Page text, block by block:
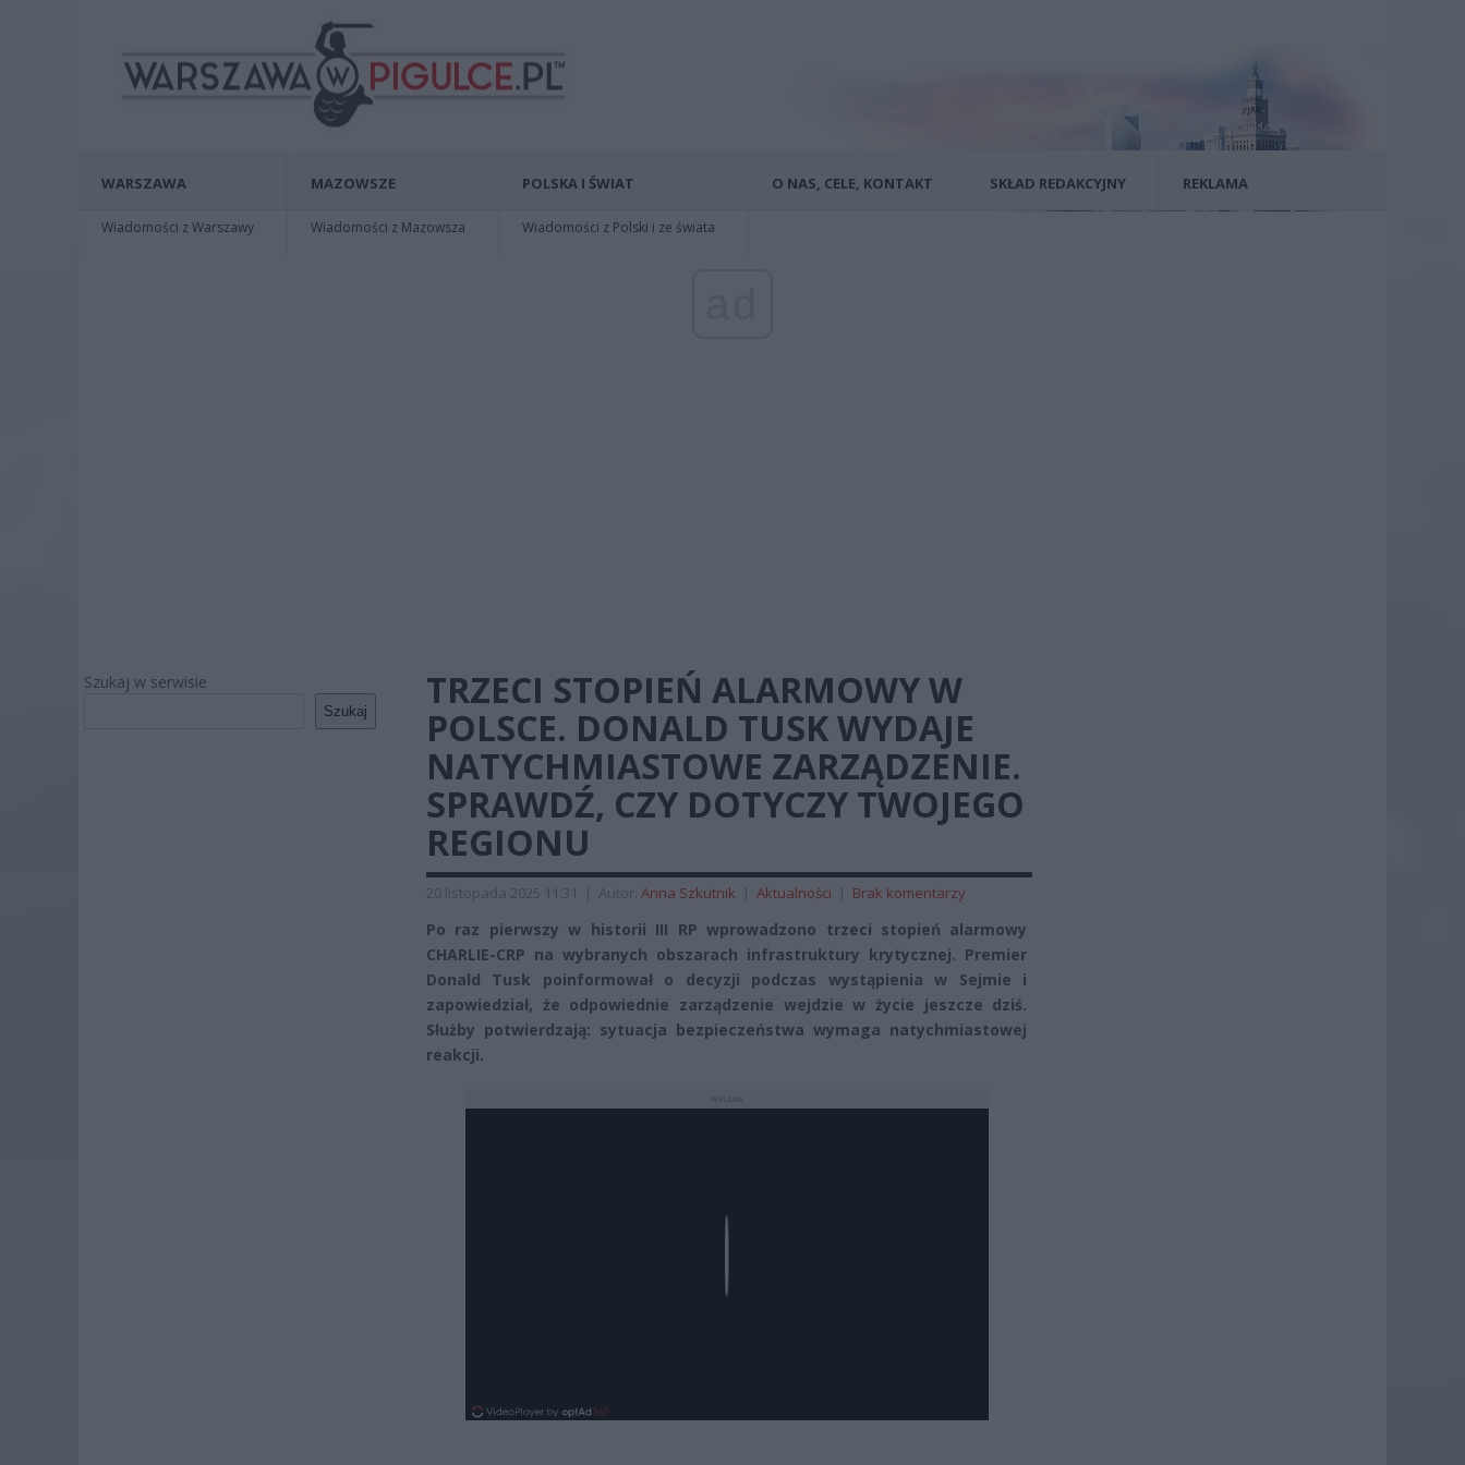
WARSZAWA
Wiadomości z Warszawy
MAZOWSZE
Wiadomości z Mazowsza
POLSKA I ŚWIAT
Wiadomości z Polski i ze świata
O NAS, CELE, KONTAKT SKŁAD REDAKCYJNY REKLAMA
Szukaj w serwisie
Szukaj
TRZECI STOPIEŃ ALARMOWY W
POLSCE. DONALD TUSK WYDAJE
NATYCHMIASTOWE ZARZĄDZENIE.
SPRAWDŹ, CZY DOTYCZY TWOJEGO
REGIONU
20 listopada 2025 11:31 | Autor: Anna Szkutnik | Aktualności | Brak komentarzy
Po raz pierwszy w historii III RP wprowadzono trzeci stopień alarmowy
CHARLIE-CRP na wybranych obszarach infrastruktury krytycznej. Premier
Donald Tusk poinformował o decyzji podczas wystąpienia w Sejmie i
zapowiedział, że odpowiednie zarządzenie wejdzie w życie jeszcze dziś.
Służby potwierdzają: sytuacja bezpieczeństwa wymaga natychmiastowej
reakcji.